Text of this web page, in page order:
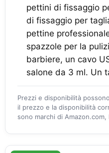
pettini di fissaggio
di fissaggio per
pettine
spazzole per la
barbiere, un cavo
salone da 3 ml. Un
Prezzi e disponibilità
il prezzo e la disponibilità
sono marchi di